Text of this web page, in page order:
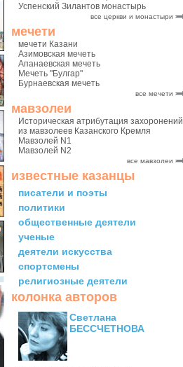
Успенский Зилантов монастырь
все церкви и монастыри
мечети
мечети Казани
Азимовская мечеть
Апанаевская мечеть
Мечеть "Булгар"
Бурнаевская мечеть
все мечети
мавзолеи
Историческая атрибутация захоронений
из мавзолеев Казанского Кремля
Мавзолей N1
Мавзолей N2
все мавзолеи
известные казанцы
писатели и поэты
политики
общественные деятели
ученые
деятели искусства
спортсмены
религиозные деятели
колонка авторов
Светлана
БЕССЧЕТНОВА